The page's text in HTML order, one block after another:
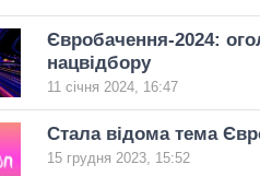
Євробачення-2024:
нацвідбору
11 січня 2024, 16:47
Стала відома тема
15 грудня 2023, 15:52